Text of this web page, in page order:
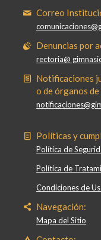
Correo
Denuncias por
rectoria@
Notificaciones
o de órganos
Políticas y
Política de
Política de
Condiciones de
Navegación:
Mapa del Sitio